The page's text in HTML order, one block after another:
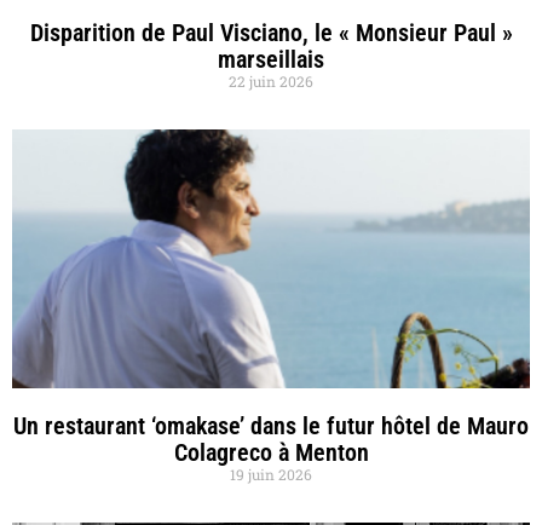
Disparition de Paul Visciano, le « Monsieur Paul »
marseillais
22 juin 2026
Un restaurant ‘omakase’ dans le futur hôtel de Mauro
Colagreco à Menton
19 juin 2026